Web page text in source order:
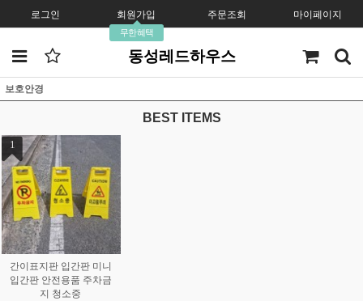
로그인 회원가입
무한혜택
주문조회 마이페이지
동성레드하우스
보호안경
BEST ITEMS
1
간이표지판 입간판 미니
입간판 안전용품 주차금
지 청소중